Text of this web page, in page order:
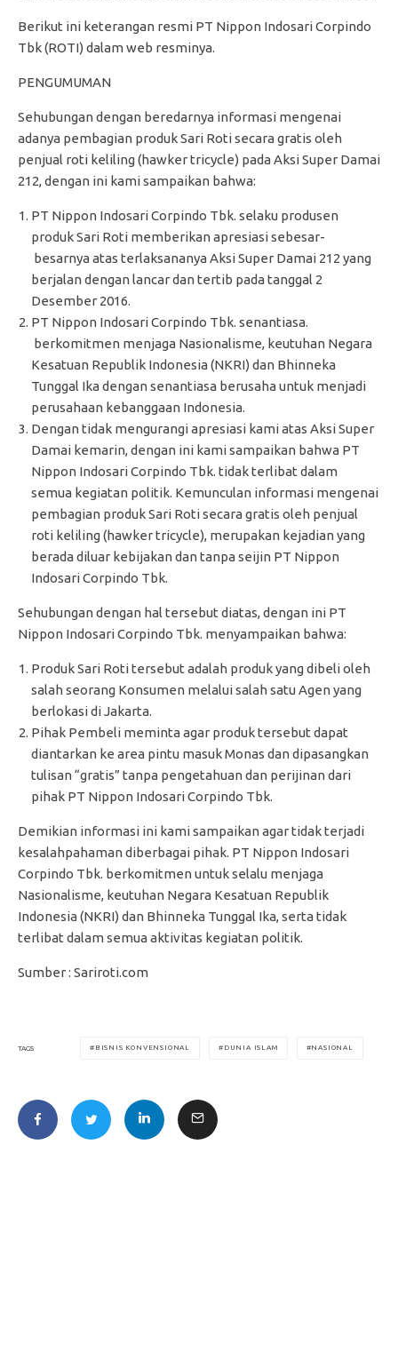
Berikut ini keterangan resmi PT Nippon Indosari Corpindo
Tbk (ROTI) dalam web resminya.
PENGUMUMAN
Sehubungan dengan beredarnya informasi mengenai
adanya pembagian produk Sari Roti secara gratis oleh
penjual roti keliling (hawker tricycle) pada Aksi Super Damai
212, dengan ini kami sampaikan bahwa:
PT Nippon Indosari Corpindo Tbk. selaku produsen
produk Sari Roti memberikan apresiasi sebesar-
besarnya atas terlaksananya Aksi Super Damai 212 yang
berjalan dengan lancar dan tertib pada tanggal 2
Desember 2016.
PT Nippon Indosari Corpindo Tbk. senantiasa.
berkomitmen menjaga Nasionalisme, keutuhan Negara
Kesatuan Republik Indonesia (NKRI) dan Bhinneka
Tunggal Ika dengan senantiasa berusaha untuk menjadi
perusahaan kebanggaan Indonesia.
Dengan tidak mengurangi apresiasi kami atas Aksi Super
Damai kemarin, dengan ini kami sampaikan bahwa PT
Nippon Indosari Corpindo Tbk. tidak terlibat dalam
semua kegiatan politik. Kemunculan informasi mengenai
pembagian produk Sari Roti secara gratis oleh penjual
roti keliling (hawker tricycle), merupakan kejadian yang
berada diluar kebijakan dan tanpa seijin PT Nippon
Indosari Corpindo Tbk.
Sehubungan dengan hal tersebut diatas, dengan ini PT
Nippon Indosari Corpindo Tbk. menyampaikan bahwa:
Produk Sari Roti tersebut adalah produk yang dibeli oleh
salah seorang Konsumen melalui salah satu Agen yang
berlokasi di Jakarta.
Pihak Pembeli meminta agar produk tersebut dapat
diantarkan ke area pintu masuk Monas dan dipasangkan
tulisan “gratis” tanpa pengetahuan dan perijinan dari
pihak PT Nippon Indosari Corpindo Tbk.
Demikian informasi ini kami sampaikan agar tidak terjadi
kesalahpahaman diberbagai pihak. PT Nippon Indosari
Corpindo Tbk. berkomitmen untuk selalu menjaga
Nasionalisme, keutuhan Negara Kesatuan Republik
Indonesia (NKRI) dan Bhinneka Tunggal Ika, serta tidak
terlibat dalam semua aktivitas kegiatan politik.
Sumber : Sariroti.com
TAGS BISNIS KONVENSIONAL DUNIA ISLAM NASIONAL